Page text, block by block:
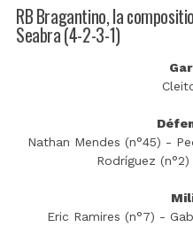
RB Bragantino, la
Seabra (4-2-3-1)
Nathan Mendes (n°45) -
Rodríguez
Eric Ramires (n°7) -